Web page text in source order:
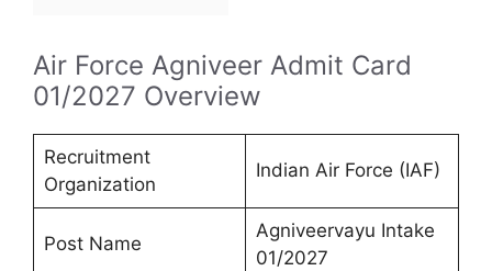
Air Force Agniveer Admit Card
01/2027 Overview
Recruitment
Organization
Indian Air Force (IAF)
Post Name
Agniveervayu Intake
01/2027